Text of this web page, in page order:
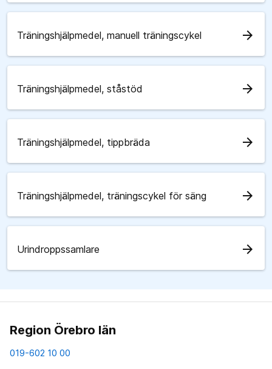
Träningshjälpmedel, manuell träningscykel arrow_forward
Träningshjälpmedel, ståstöd arrow_forward
Träningshjälpmedel, tippbräda arrow_forward
Träningshjälpmedel, träningscykel för säng arrow_forward
Urindroppssamlare arrow_forward
Region Örebro län
019-602 10 00